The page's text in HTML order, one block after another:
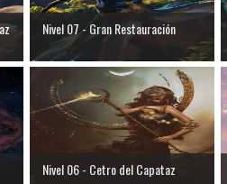
Nivel 07 - Gran Restauración
Nivel 06 - Cetro del Capataz